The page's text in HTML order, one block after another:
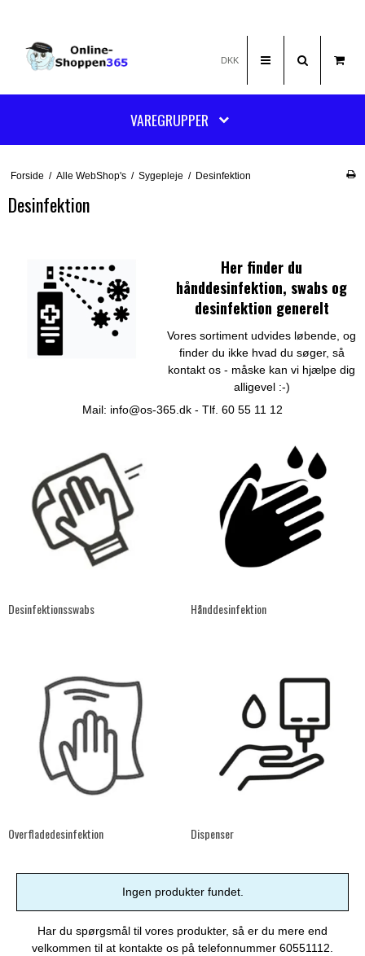
DKK
VAREGRUPPER
Forside / Alle WebShop's / Sygepleje / Desinfektion
Desinfektion
Her finder du
hånddesinfektion, swabs og
desinfektion generelt
Vores sortiment udvides løbende, og
finder du ikke hvad du søger, så
kontakt os - måske kan vi hjælpe dig
alligevel :-)
Mail: info@os-365.dk - Tlf. 60 55 11 12
Desinfektionsswabs Hånddesinfektion
Overfladedesinfektion Dispenser
Ingen produkter fundet.
Har du spørgsmål til vores produkter, så er du mere end
velkommen til at kontakte os på telefonnummer 60551112.